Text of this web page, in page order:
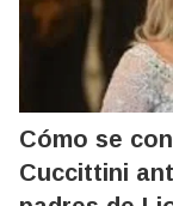
Cómo se
Cuccittini